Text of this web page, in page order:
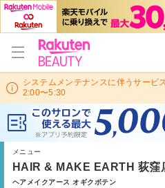
システムメンテナンスに伴うサービ
2:00〜5:30
メニュー
HAIR & MAKE EARTH 荻窪
ヘアメイクアース オギクボテン